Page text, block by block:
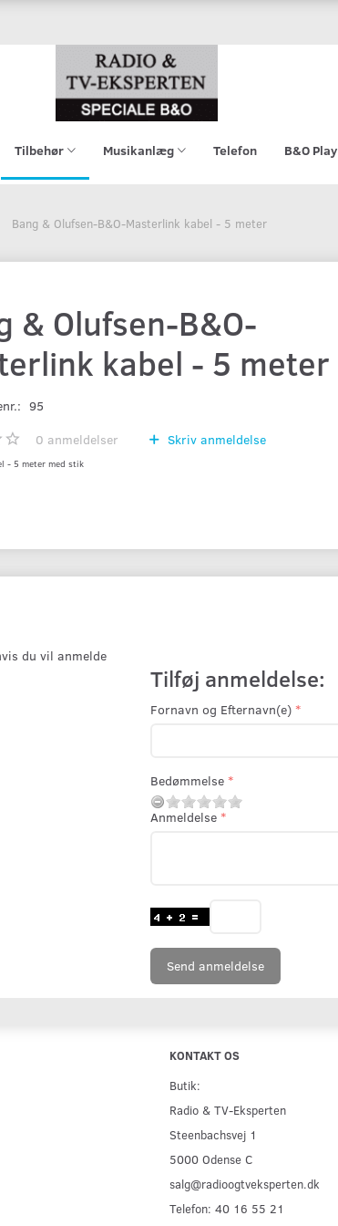
Tilbehør Musikanlæg Telefon B&O Play
Bang & Olufsen-B&O-Masterlink kabel - 5 meter
& Olufsen-B&O-
kabel - 5 meter
95
0 anmeldelser Skriv anmeldelse
- 5 meter med stik
du vil anmelde
Tilføj anmeldelse:
Fornavn og Efternavn(e)
Bedømmelse
Anmeldelse
Send anmeldelse
KONTAKT OS
Butik:
Radio & TV-Eksperten
Steenbachsvej 1
5000 Odense C
salg@radioogtveksperten.dk
Telefon: 40 16 55 21